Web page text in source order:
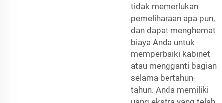
tidak memerlukan
pemeliharaan apa pun,
dan dapat menghemat
biaya Anda untuk
memperbaiki kabinet
atau mengganti bagian
selama bertahun-
tahun. Anda memiliki